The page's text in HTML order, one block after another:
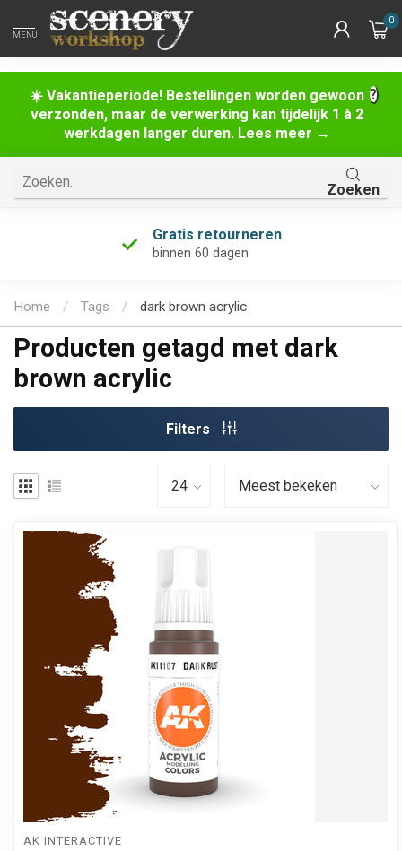
☀️ Vakantieperiode! Bestellingen worden gewoon
verzonden, maar de verwerking kan tijdelijk 1 à 2
werkdagen langer duren. Lees meer →
MENU
0
Zoeken
Gratis retourneren
binnen 60 dagen
Home / Tags / dark brown acrylic
Producten getagd met dark
brown acrylic
Filters
AK INTERACTIVE